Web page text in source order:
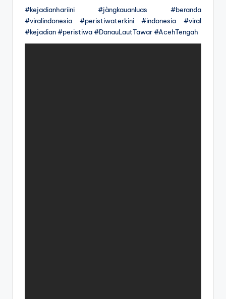
#kejadianhariini #jàngkauanluas #beranda
#viralindonesia #peristiwaterkini #indonesia #viral
#kejadian #peristiwa #DanauLautTawar #AcehTengah